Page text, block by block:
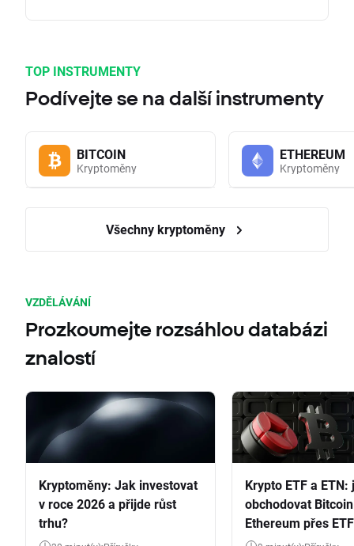
TOP INSTRUMENTY
Podívejte se na další instrumenty
BITCOIN
Kryptoměny
ETHEREUM
Kryptoměny
Všechny kryptoměny
VZDĚLÁVÁNÍ
Prozkoumejte rozsáhlou databázi
znalostí
Kryptoměny: Jak investovat
v roce 2026 a přijde růst
trhu?
Krypto ETF a ETN:
obchodovat
Ethereum přes